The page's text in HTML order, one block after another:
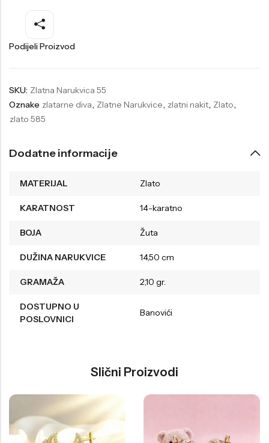
Podijeli Proizvod
SKU: Zlatna Narukvica 55
Oznake zlatarne diva, Zlatne Narukvice, zlatni nakit, Zlato,
zlato 585
Dodatne informacije
MATERIJAL Zlato
KARATNOST 14-karatno
BOJA Žuta
DUŽINA NARUKVICE 14,50 cm
GRAMAŽA 2,10 gr.
DOSTUPNO U
POSLOVNICI
Banovići
Slični Proizvodi
Welder
Liu-Jo
Festina
Wesse
Wesse
Daisy Dixon
Diesel
Lotus